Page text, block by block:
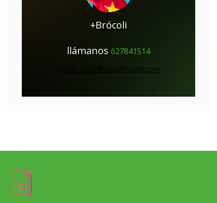
+Brócoli
llámanos 627841514
masbrocoli@masbrocoli.com